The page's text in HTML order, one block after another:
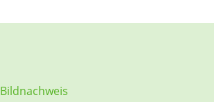
Bildnachweis